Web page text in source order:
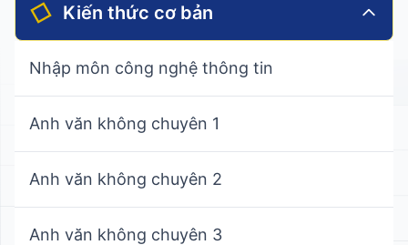
Kiến thức cơ bản
Nhập môn công nghệ thông tin
Anh văn không chuyên 1
Anh văn không chuyên 2
Anh văn không chuyên 3